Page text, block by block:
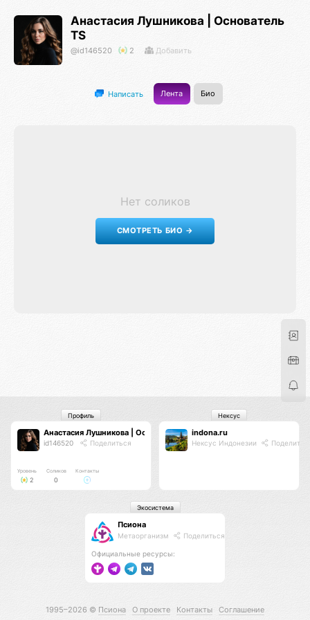
Анастасия Лушникова | Основатель
TS
@id146520 2 Добавить
Написать Лента Био
Нет соликов
СМОТРЕТЬ БИО →
Анастасия Лушникова | Основатель TS
id146520 Поделиться
Уровень
2
Соликов
0
Контакты
Профиль
indona.ru
Нексус Индонезии
Нексус
Псиона
Метаорганизм Поделиться
Официальные ресурсы:
Экосистема
1995–2026 © Псиона О проекте Контакты Соглашение